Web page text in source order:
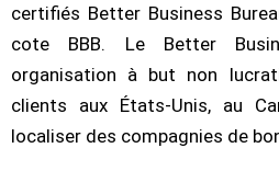
certifiés Better Business
cote BBB. Le Better
organisation à but non
clients aux États-Unis, au
localiser des compagnies de